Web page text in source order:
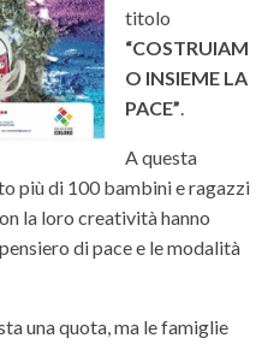
titolo
“COSTRUIAM
O INSIEME LA
PACE”.
A questa
più di 100 bambini e ragazzi
la loro creatività hanno
di pace e le modalità
una quota, ma le famiglie